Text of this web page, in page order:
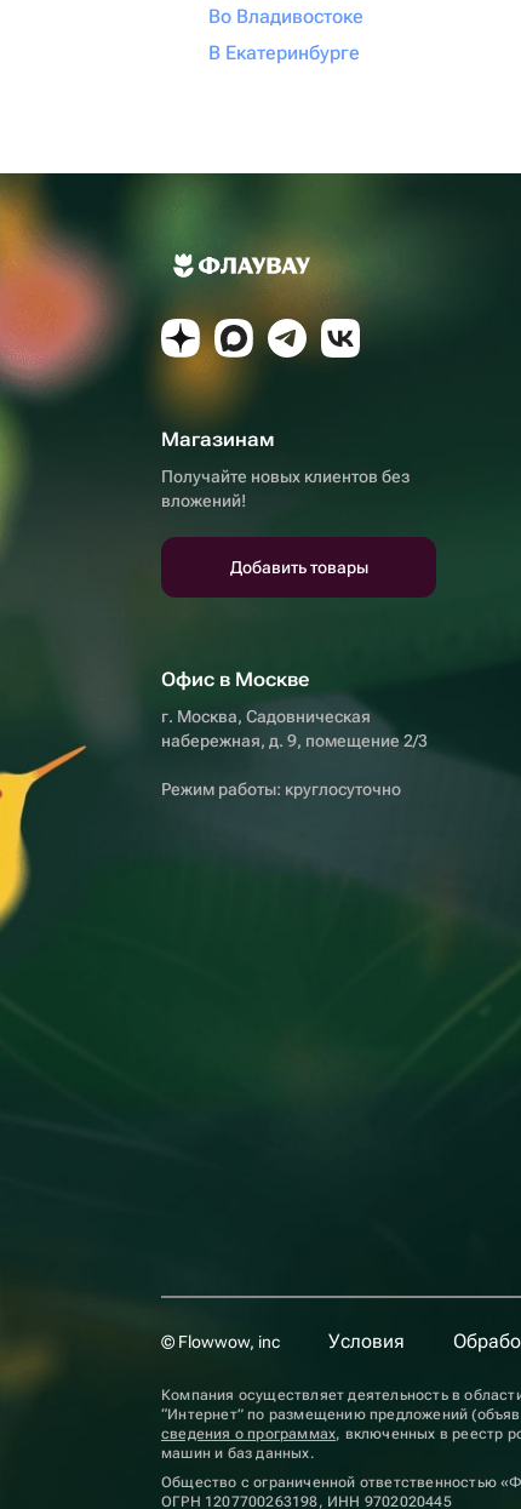
Во Владивостоке
В Екатеринбурге
Магазинам
Получайте новых клиентов без
вложений!
Добавить товары
Офис в Москве
г. Москва, Садовническая
набережная, д. 9, помещение 2/3
Режим работы: круглосуточно
© Flowwow, inc Условия
Компания осуществляет деятельность в
“Интернет” по размещению предложений
сведения о программах, включенных в реестр
машин и баз данных.
Общество с ограниченной ответственностью
ОГРН 1207700263198, ИНН 9702020445